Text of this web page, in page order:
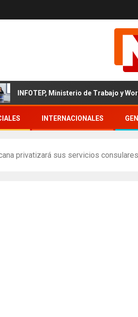
Ministerio de Trabajo y World
INTERNACIONALES
privatizará sus servicios consulares